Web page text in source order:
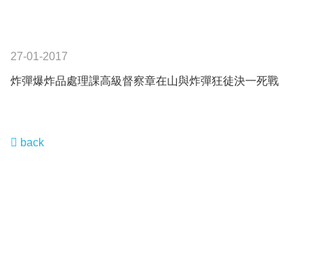
27-01-2017
炸彈爆炸品處理課高級督察章在山與炸彈狂徒決一死戰
back